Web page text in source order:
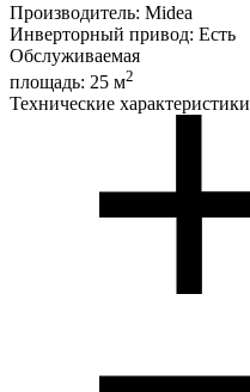
Производитель: Midea
Инверторный привод: Есть
Обслуживаемая
площадь: 25 м2
Технические характеристики